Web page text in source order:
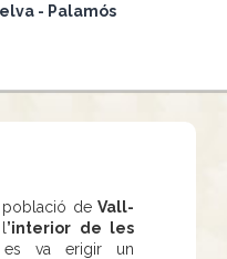
- Palamós
població deVall-
’interior de les
va erigir un